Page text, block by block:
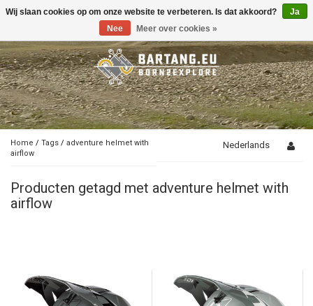
Toggle
Home / Tags / adventure helmet with
airflow
Nederlands
Producten getagd met adventure helmet with
airflow
Wij slaan cookies op om onze website te verbeteren. Is dat akkoord?
Ja
Nee
Meer over cookies »